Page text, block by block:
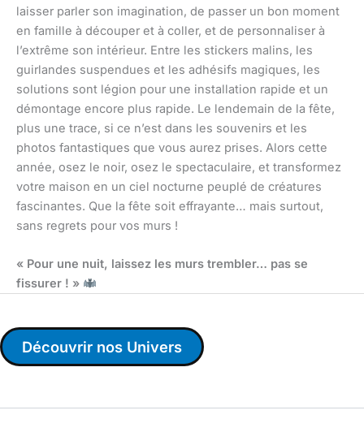
laisser parler son imagination, de passer un bon moment
en famille à découper et à coller, et de personnaliser à
l’extrême son intérieur. Entre les stickers malins, les
guirlandes suspendues et les adhésifs magiques, les
solutions sont légion pour une installation rapide et un
démontage encore plus rapide. Le lendemain de la fête,
plus une trace, si ce n’est dans les souvenirs et les
photos fantastiques que vous aurez prises. Alors cette
année, osez le noir, osez le spectaculaire, et transformez
votre maison en un ciel nocturne peuplé de créatures
fascinantes. Que la fête soit effrayante… mais surtout,
sans regrets pour vos murs !
« Pour une nuit, laissez les murs trembler… pas se
fissurer ! »
Découvrir nos Univers